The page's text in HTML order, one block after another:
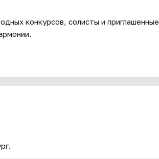
конкурсов, солисты и приглашенные